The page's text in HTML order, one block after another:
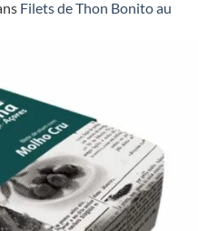
Filets de Thon Bonito au